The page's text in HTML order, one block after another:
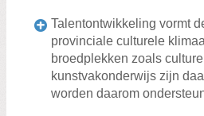
Talentontwikkeling vormt
provinciale culturele
broedplekken zoals
kunstvakonderwijs zijn
worden daarom